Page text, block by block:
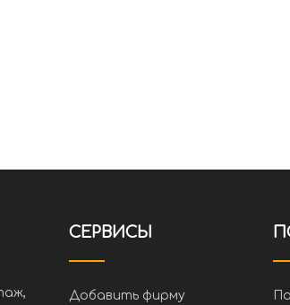
СЕРВИСЫ
Добавить фирму